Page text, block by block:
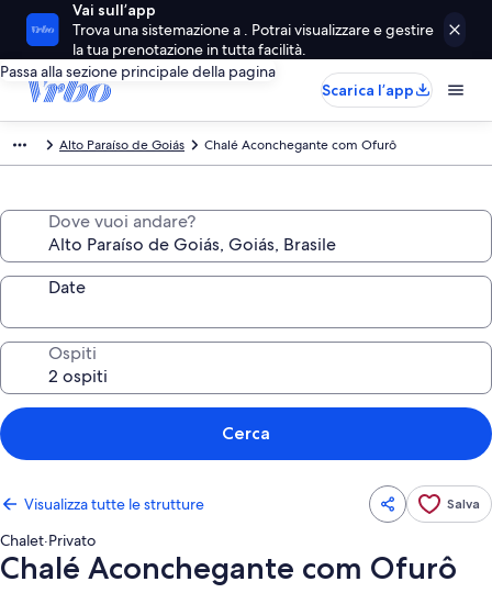
Vai sull’app
Trova una sistemazione a . Potrai visualizzare e gestire
la tua prenotazione in tutta facilità.
Passa alla sezione principale della pagina
Scarica l’app
Alto Paraíso de Goiás Chalé Aconchegante com Ofurô
Dove vuoi andare?
Date
Ospiti
Cerca
Visualizza tutte le strutture Salva
Chalet·Privato
Chalé Aconchegante com Ofurô